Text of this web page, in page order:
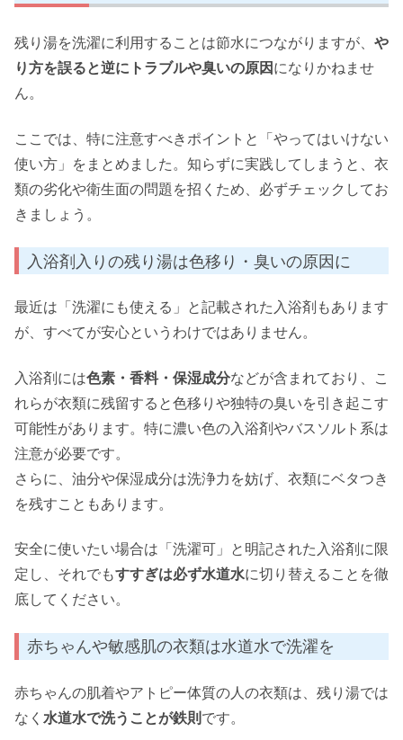
残り湯を洗濯に利用することは節水につながりますが、 や
り方を誤ると逆にトラブルや臭いの原因 になりかねませ
ん。
ここでは、特に注意すべきポイントと「やってはいけない
使い方」をまとめました。知らずに実践してしまうと、衣
類の劣化や衛生面の問題を招くため、必ずチェックしてお
きましょう。
入浴剤入りの残り湯は色移り・臭いの原因に
最近は「洗濯にも使える」と記載された入浴剤もあります
が、すべてが安心というわけではありません。
入浴剤には色素・香料・保湿成分などが含まれており、こ
れらが衣類に残留すると色移りや独特の臭いを引き起こす
可能性があります。特に濃い色の入浴剤やバスソルト系は
注意が必要です。
さらに、油分や保湿成分は洗浄力を妨げ、衣類にベタつき
を残すこともあります。
安全に使いたい場合は「洗濯可」と明記された入浴剤に限
定し、それでもすすぎは必ず水道水に切り替えることを徹
底してください。
赤ちゃんや敏感肌の衣類は水道水で洗濯を
赤ちゃんの肌着やアトピー体質の人の衣類は、残り湯では
なく 水道水で洗うことが鉄則 です。